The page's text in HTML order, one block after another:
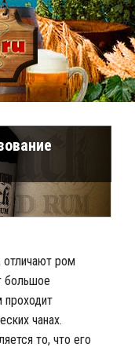
ром
большое
проходит
чанах.
то, что его